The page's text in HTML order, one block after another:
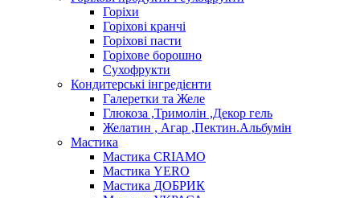
Горіхи
Горіхові кранчі
Горіхові пасти
Горіхове борошно
Сухофрукти
Кондитерські інгредієнти
Галеретки та Желе
Глюкоза ,Тримолін ,Декор гель
Желатин , Агар ,Пектин.Альбумін
Мастика
Мастика CRIAMO
Мастика YERO
Мастика ДОБРИК